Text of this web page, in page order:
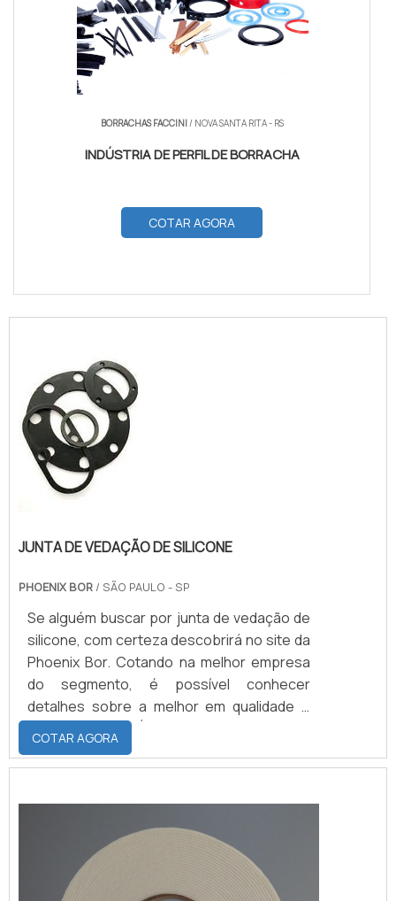
BORRACHAS FACCINI/ NOVA SANTA RITA - RS
INDÚSTRIA DE PERFIL DE BORRACHA
COTAR AGORA
JUNTA DE VEDAÇÃO DE SILICONE
PHOENIX BOR / SÃO PAULO - SP
Se alguém buscar por junta de vedação de
silicone, com certeza descobrirá no site da
Phoenix Bor. Cotando na melhor empresa
do segmento, é possível conhecer
detalhes sobre a melhor em qualidade e
custo-benefício.É importante lembrar que
o produto deve ser adquirido com
empresas especializadas. Esse tipo de
prejuízos com substituições frequentes de
peças de...
COTAR AGORA